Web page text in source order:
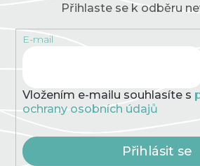
Přihlaste se k odběru
E-mail
Vložením e-mailu souhlasíte s
ochrany osobních údajů
Přihlásit se